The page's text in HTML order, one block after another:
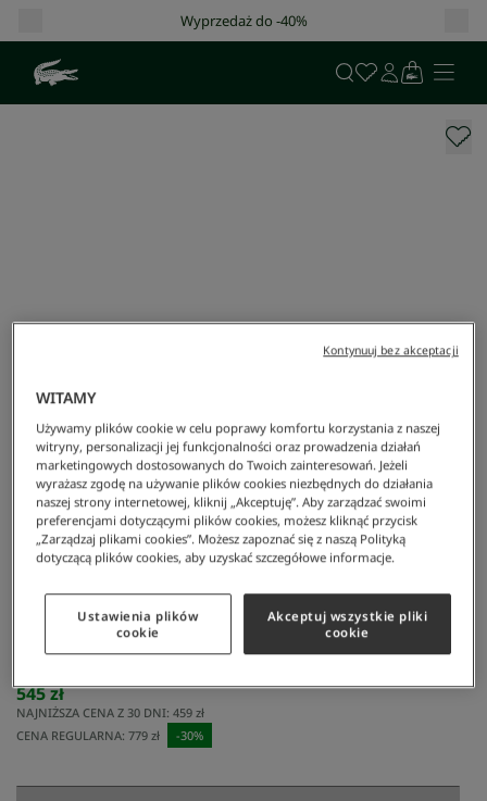
Darmowa dostawa od 400 zł!
545 zł
NAJNIŻSZA CENA Z 30 DNI: 459 zł
CENA REGULARNA: 779 zł -30%
WITAMY
Używamy plików cookie w celu poprawy komfortu korzystania z naszej
witryny, personalizacji jej funkcjonalności oraz prowadzenia działań
marketingowych dostosowanych do Twoich zainteresowań. Jeżeli
wyrażasz zgodę na używanie plików cookies niezbędnych do działania
naszej strony internetowej, kliknij „Akceptuję”. Aby zarządzać swoimi
preferencjami dotyczącymi plików cookies, możesz kliknąć przycisk
„Zarządzaj plikami cookies”. Możesz zapoznać się z naszą Polityką
dotyczącą plików cookies, aby uzyskać szczegółowe informacje.
Ustawienia plików
cookie
Akceptuj wszystkie pliki
cookie
Kontynuuj bez akceptacji